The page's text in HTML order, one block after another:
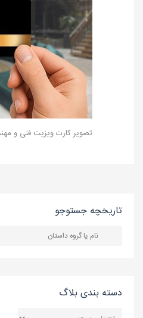
تصویر کارت ویزیت فنی و
تاریخچه جستوجو
دسته بندی بلاگ